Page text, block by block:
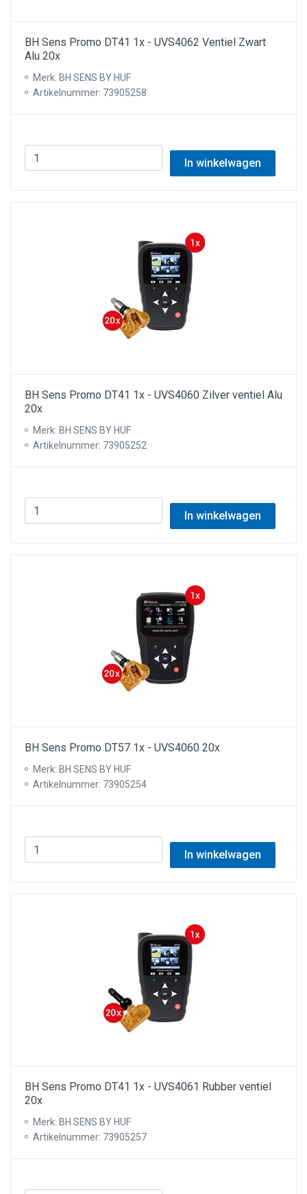
BH Sens Promo DT41 1x - UVS4062 Ventiel Zwart
Alu 20x
Merk: BH SENS BY HUF
Artikelnummer: 73905258
In winkelwagen
BH Sens Promo DT41 1x - UVS4060 Zilver ventiel Alu
20x
Merk: BH SENS BY HUF
Artikelnummer: 73905252
In winkelwagen
BH Sens Promo DT57 1x - UVS4060 20x
Merk: BH SENS BY HUF
Artikelnummer: 73905254
In winkelwagen
BH Sens Promo DT41 1x - UVS4061 Rubber ventiel
20x
Merk: BH SENS BY HUF
Artikelnummer: 73905257